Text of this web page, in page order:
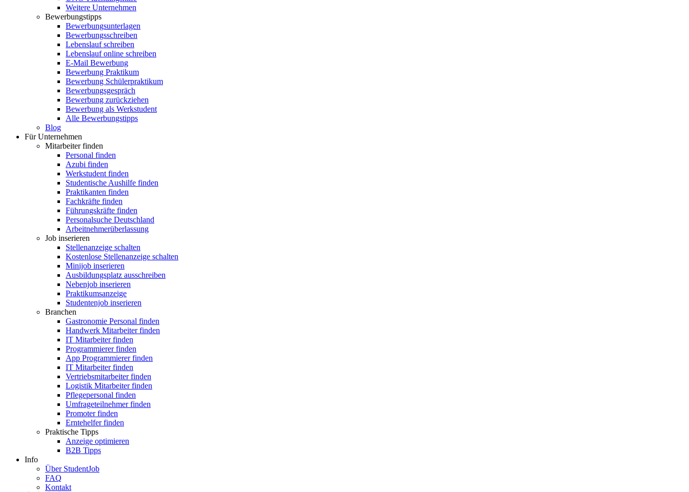
Weitere Unternehmen
Bewerbungstipps
Bewerbungsunterlagen
Bewerbungsschreiben
Lebenslauf schreiben
Lebenslauf online schreiben
E-Mail Bewerbung
Bewerbung Praktikum
Bewerbung Schülerpraktikum
Bewerbungsgespräch
Bewerbung zurückziehen
Bewerbung als Werkstudent
Alle Bewerbungstipps
Blog
Für Unternehmen
Mitarbeiter finden
Personal finden
Azubi finden
Werkstudent finden
Studentische Aushilfe finden
Praktikanten finden
Fachkräfte finden
Führungskräfte finden
Personalsuche Deutschland
Arbeitnehmerüberlassung
Job inserieren
Stellenanzeige schalten
Kostenlose Stellenanzeige schalten
Minijob inserieren
Ausbildungsplatz ausschreiben
Nebenjob inserieren
Praktikumsanzeige
Studentenjob inserieren
Branchen
Gastronomie Personal finden
Handwerk Mitarbeiter finden
IT Mitarbeiter finden
Programmierer finden
App Programmierer finden
IT Mitarbeiter finden
Vertriebsmitarbeiter finden
Logistik Mitarbeiter finden
Pflegepersonal finden
Umfrageteilnehmer finden
Promoter finden
Erntehelfer finden
Praktische Tipps
Anzeige optimieren
B2B Tipps
Info
Über StudentJob
FAQ
Kontakt